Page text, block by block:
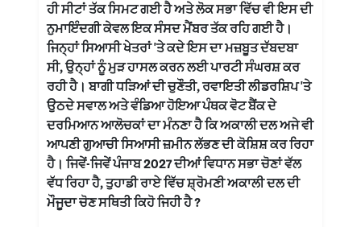
ਹੀ ਸੀਟਾਂ ਤੱਕ ਸਿਮਟ ਗਈ ਹੈ ਅਤੇ ਲੋਕ ਸਭਾ ਵਿੱਚ ਵੀ ਇਸ ਦੀ
ਨੁਮਾਇੰਦਗੀ ਕੇਵਲ ਇਕ ਸੰਸਦ ਮੈਂਬਰ ਤੱਕ ਰਹਿ ਗਈ ਹੈ।
ਜਿਨ੍ਹਾਂ ਸਿਆਸੀ ਖੇਤਰਾਂ 'ਤੇ ਕਦੇ ਇਸ ਦਾ ਮਜ਼ਬੂਤ ਦੱਬਦਬਾ
ਸੀ, ਉਨ੍ਹਾਂ ਨੂੰ ਮੁੜ ਹਾਸਲ ਕਰਨ ਲਈ ਪਾਰਟੀ ਸੰਘਰਸ਼ ਕਰ
ਰਹੀ ਹੈ। ਬਾਗੀ ਧੜਿਆਂ ਦੀ ਚੁਣੌਤੀ, ਰਵਾਇਤੀ ਲੀਡਰਸ਼ਿਪ 'ਤੇ
ਉਠਦੇ ਸਵਾਲ ਅਤੇ ਵੰਡਿਆ ਹੋਇਆ ਪੰਥਕ ਵੋਟ ਬੈਂਕ ਦੇ
ਦਰਮਿਆਨ ਆਲੋਚਕਾਂ ਦਾ ਮੰਨਣਾ ਹੈ ਕਿ ਅਕਾਲੀ ਦਲ ਅਜੇ ਵੀ
ਆਪਣੀ ਗੁਆਚੀ ਸਿਆਸੀ ਜ਼ਮੀਨ ਲੱਭਣ ਦੀ ਕੋਸ਼ਿਸ਼ ਕਰ ਰਿਹਾ
ਹੈ। ਜਿਵੇਂ-ਜਿਵੇਂ ਪੰਜਾਬ 2027 ਦੀਆਂ ਵਿਧਾਨ ਸਭਾ ਚੋਣਾਂ ਵੱਲ
ਵੱਧ ਰਿਹਾ ਹੈ, ਤੁਹਾਡੀ ਰਾਏ ਵਿੱਚ ਸ਼੍ਰੋਮਣੀ ਅਕਾਲੀ ਦਲ ਦੀ
ਮੌਜੂਦਾ ਚੋਣ ਸਥਿਤੀ ਕਿਹੋ ਜਿਹੀ ਹੈ ?